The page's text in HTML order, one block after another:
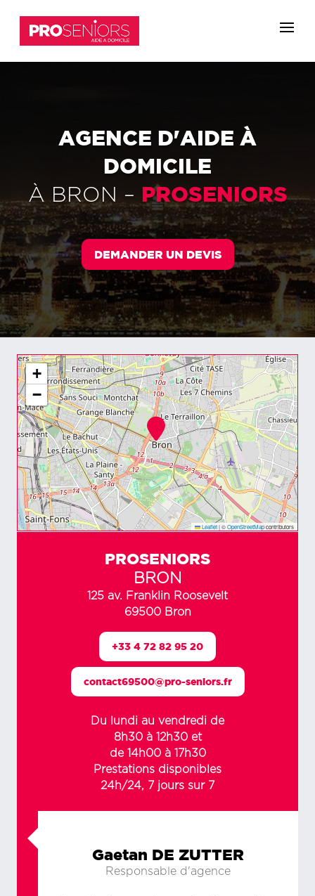
AGENCE D'AIDE À
DOMICILE
ÀBRON – PROSENIORS
DEMANDER UN DEVIS
+
−
Leaflet|©OpenStreetMapcontributors
PROSENIORS
BRON
125 av. Franklin Roosevelt
69500 Bron
+33 4 72 82 95 20
contact69500@pro-seniors.fr
Du lundi au vendredi de
8h30 à 12h30 et
de 14h00 à 17h30
Prestations disponibles
24h/24, 7 jours sur 7
Gaetan DE ZUTTER
Responsable d'agence